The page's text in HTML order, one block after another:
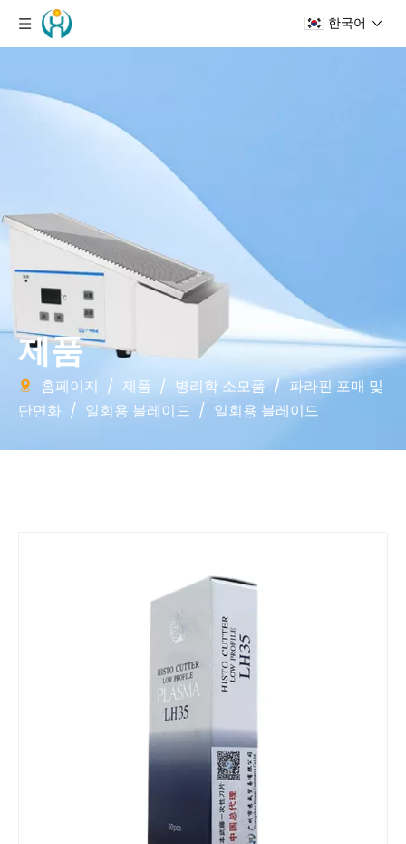
한국어
제품
홈페이지 / 제품 / 병리학 소모품 / 파라핀 포매 및
단면화 / 일회용 블레이드 / 일회용 블레이드